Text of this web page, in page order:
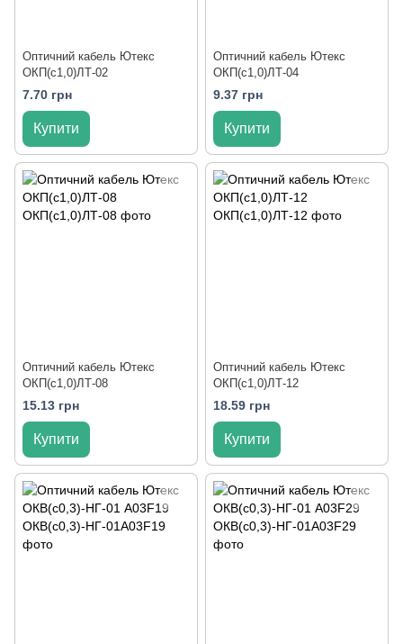
Оптичний кабель Ютекс
ОКП(с1,0)ЛТ-02
7.70 грн
Купити
Оптичний кабель Ютекс
ОКП(с1,0)ЛТ-04
9.37 грн
Купити
Оптичний кабель Ютекс
ОКП(с1,0)ЛТ-08
15.13 грн
Купити
Оптичний кабель Ютекс
ОКП(с1,0)ЛТ-12
18.59 грн
Купити